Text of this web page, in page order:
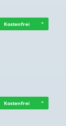
Kostenfrei
Kostenfrei